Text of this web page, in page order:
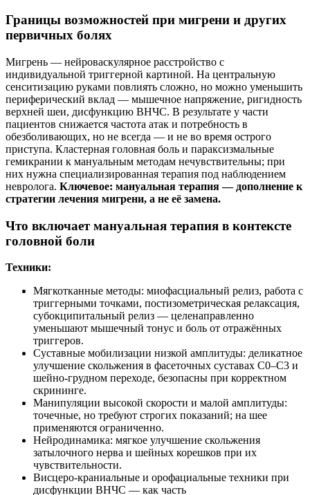
Границы возможностей при мигрени и других
первичных болях
Мигрень — нейроваскулярное расстройство с
индивидуальной триггерной картиной. На центральную
сенситизацию руками повлиять сложно, но можно уменьшить
периферический вклад — мышечное напряжение, ригидность
верхней шеи, дисфункцию ВНЧС. В результате у части
пациентов снижается частота атак и потребность в
обезболивающих, но не всегда — и не во время острого
приступа. Кластерная головная боль и параксизмальные
гемикрании к мануальным методам нечувствительны; при
них нужна специализированная терапия под наблюдением
невролога. Ключевое: мануальная терапия — дополнение к
стратегии лечения мигрени, а не её замена.
Что включает мануальная терапия в контексте
головной боли
Техники:
Мягкотканные методы: миофасциальный релиз, работа с
триггерными точками, постизометрическая релаксация,
субокципитальный релиз — целенаправленно
уменьшают мышечный тонус и боль от отражённых
триггеров.
Суставные мобилизации низкой амплитуды: деликатное
улучшение скольжения в фасеточных суставах C0–C3 и
шейно‑грудном переходе, безопасны при корректном
скрининге.
Манипуляции высокой скорости и малой амплитуды:
точечные, но требуют строгих показаний; на шее
применяются ограниченно.
Нейродинамика: мягкое улучшение скольжения
затылочного нерва и шейных корешков при их
чувствительности.
Висцеро‑краниальные и орофациальные техники при
дисфункции ВНЧС — как часть